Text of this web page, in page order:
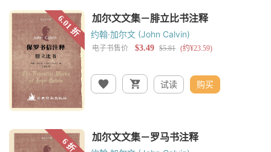
约翰·加尔文 (John Calvin)
试读 购买